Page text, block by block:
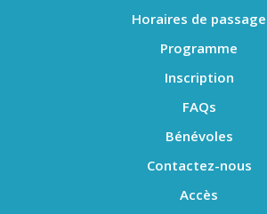
Horaires de passage
Programme
Inscription
FAQs
Bénévoles
Contactez-nous
Accès